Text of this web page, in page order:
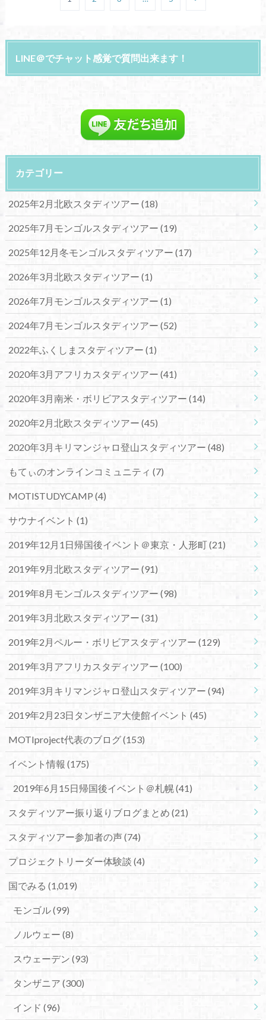
LINE＠でチャット感覚で質問出来ます！
カテゴリー
2025年2月北欧スタディツアー (18)
2025年7月モンゴルスタディツアー (19)
2025年12月冬モンゴルスタディツアー (17)
2026年3月北欧スタディツアー (1)
2026年7月モンゴルスタディツアー (1)
2024年7月モンゴルスタディツアー (52)
2022年ふくしまスタディツアー (1)
2020年3月アフリカスタディツアー (41)
2020年3月南米・ボリビアスタディツアー (14)
2020年2月北欧スタディツアー (45)
2020年3月キリマンジャロ登山スタディツアー (48)
もてぃのオンラインコミュニティ (7)
MOTISTUDYCAMP (4)
サウナイベント (1)
2019年12月1日帰国後イベント＠東京・人形町(21)
2019年9月北欧スタディツアー (91)
2019年8月モンゴルスタディツアー (98)
2019年3月北欧スタディツアー (31)
2019年2月ペルー・ボリビアスタディツアー (129)
2019年3月アフリカスタディツアー (100)
2019年3月キリマンジャロ登山スタディツアー (94)
2019年2月23日タンザニア大使館イベント (45)
MOTIproject代表のブログ(153)
イベント情報 (175)
2019年6月15日帰国後イベント＠札幌(41)
スタディツアー振り返りブログまとめ (21)
スタディツアー参加者の声(74)
プロジェクトリーダー体験談 (4)
国でみる (1,019)
モンゴル(99)
ノルウェー (8)
スウェーデン (93)
タンザニア (300)
インド (96)